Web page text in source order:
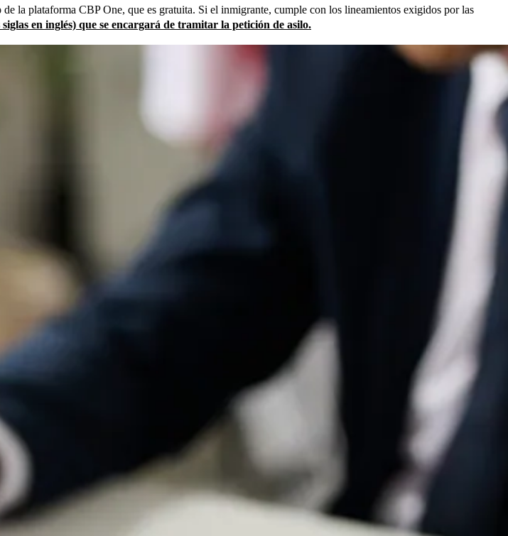
la plataforma CBP One, que es gratuita. Si el inmigrante, cumple con los lineamientos exigidos por las
en inglés) que se encargará de tramitar la petición de asilo.